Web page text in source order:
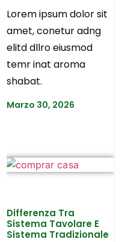
Lorem ipsum dolor sit
amet, conetur adng
elitd dllro eiusmod
temr inat aroma
shabat.
Marzo 30, 2026
Differenza Tra
Sistema Tavolare E
Sistema Tradizionale